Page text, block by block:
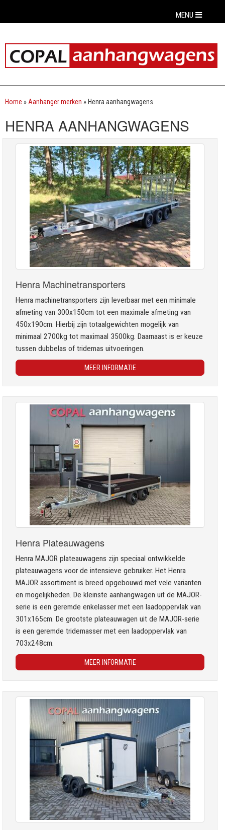
MENU
Home » Aanhanger merken » Henra aanhangwagens
HENRA AANHANGWAGENS
Henra Machinetransporters
Henra machinetransporters zijn leverbaar met een minimale
afmeting van 300x150cm tot een maximale afmeting van
450x190cm. Hierbij zijn totaalgewichten mogelijk van
minimaal 2700kg tot maximaal 3500kg. Daarnaast is er keuze
tussen dubbelas of tridemas uitvoeringen.
MEER INFORMATIE
Henra Plateauwagens
Henra MAJOR plateauwagens zijn speciaal ontwikkelde
plateauwagens voor de intensieve gebruiker. Het Henra
MAJOR assortiment is breed opgebouwd met vele varianten
en mogelijkheden. De kleinste aanhangwagen uit de MAJOR-
serie is een geremde enkelasser met een laadoppervlak van
301x165cm. De grootste plateauwagen uit de MAJOR-serie
is een geremde tridemasser met een laadoppervlak van
703x248cm.
MEER INFORMATIE